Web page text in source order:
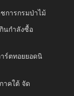
การกรมป่าไม้
นกำลังซื้อ
ร์ตทอยยอดนิ
าคใต้ จัด